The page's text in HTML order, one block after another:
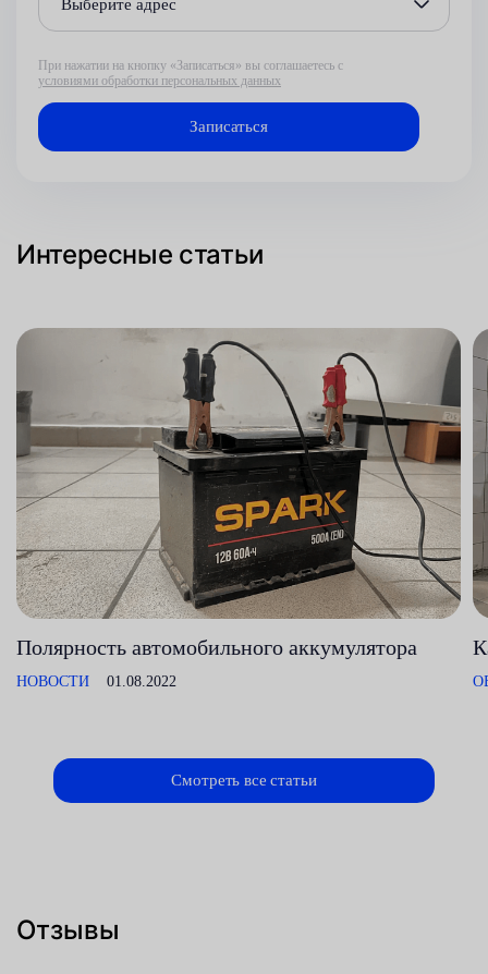
Выберите адрес
При нажатии на кнопку «Записаться» вы соглашаетесь с
условиями обработки персональных данных
Интересные статьи
Полярность автомобильного аккумулятора
НОВОСТИ 01.08.2022
Смотреть все статьи
Отзывы